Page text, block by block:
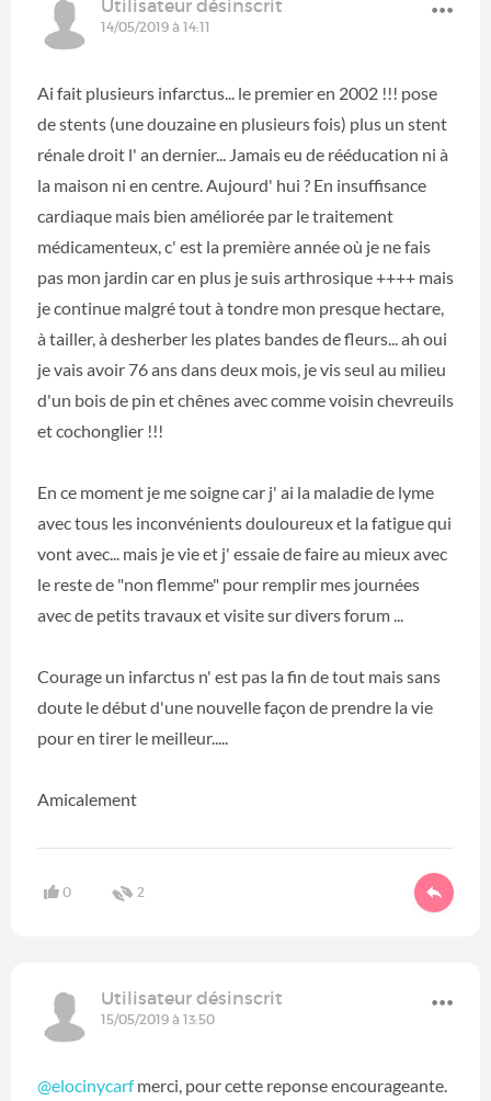
Utilisateur désinscrit
14/05/2019 à 14:11
Ai fait plusieurs infarctus... le premier en 2002 !!! pose
de stents (une douzaine en plusieurs fois) plus un stent
rénale droit l' an dernier... Jamais eu de rééducation ni à
la maison ni en centre. Aujourd' hui ? En insuffisance
cardiaque mais bien améliorée par le traitement
médicamenteux, c' est la première année où je ne fais
pas mon jardin car en plus je suis arthrosique ++++ mais
je continue malgré tout à tondre mon presque hectare,
à tailler, à desherber les plates bandes de fleurs... ah oui
je vais avoir 76 ans dans deux mois, je vis seul au milieu
d'un bois de pin et chênes avec comme voisin chevreuils
et cochonglier !!!
En ce moment je me soigne car j' ai la maladie de lyme
avec tous les inconvénients douloureux et la fatigue qui
vont avec... mais je vie et j' essaie de faire au mieux avec
le reste de "non flemme" pour remplir mes journées
avec de petits travaux et visite sur divers forum ...
Courage un infarctus n' est pas la fin de tout mais sans
doute le début d'une nouvelle façon de prendre la vie
pour en tirer le meilleur.....
Amicalement
0 2
Utilisateur désinscrit
15/05/2019 à 13:50
@elocinycarfmerci, pour cette reponse encourageante.